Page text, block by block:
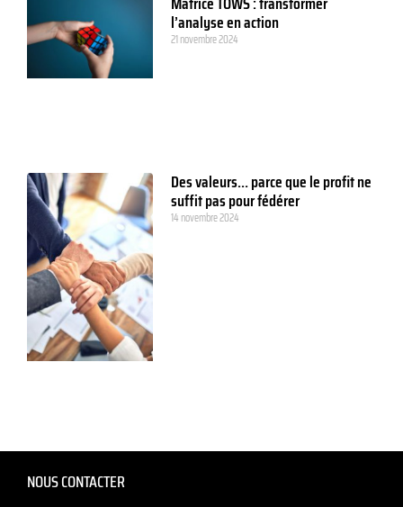
l’analyse en action
21 novembre 2024
Des valeurs… parce que le profit ne
suffit pas pour fédérer
14 novembre 2024
NOUS CONTACTER